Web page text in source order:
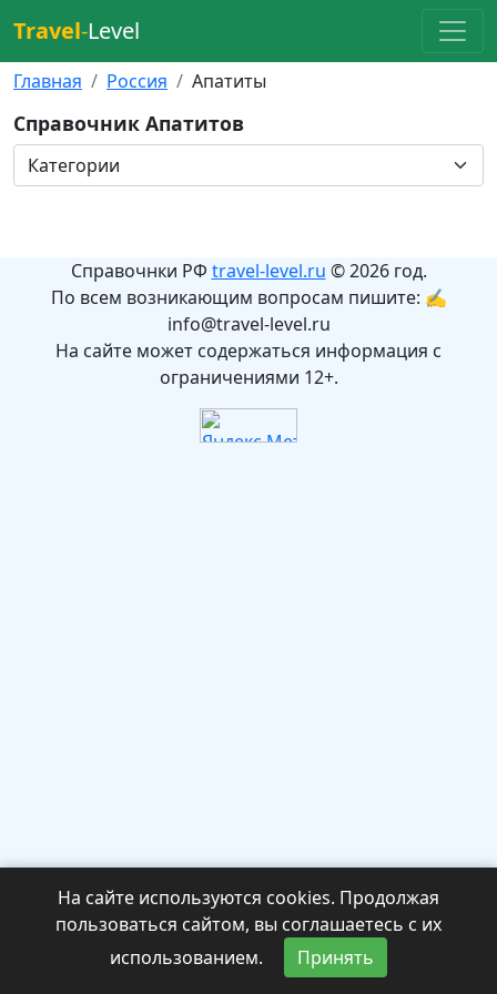
Travel-Level
Главная Россия Апатиты
Справочник Апатитов
Справочнки РФ travel-level.ru © 2026 год.
По всем возникающим вопросам пишите: ✍
info@travel-level.ru
На сайте может содержаться информация с
ограничениями 12+.
На сайте используются cookies. Продолжая
пользоваться сайтом, вы соглашаетесь с их
использованием.
Принять